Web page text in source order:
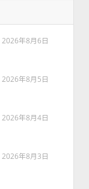
2026年8月6日
2026年8月5日
2026年8月4日
2026年8月3日